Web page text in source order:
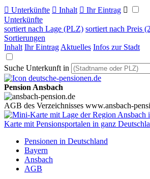
 Unterkünfte  Inhalt  Ihr Eintrag 
Unterkünfte
sortiert nach Lage (PLZ) sortiert nach Preis
Sortierungen
Inhalt Ihr Eintrag Aktuelles Infos zur Stadt
Suche Unterkunft in
Pension Ansbach
AGB des Verzeichnisses www.ansbach-
Pensionen in Deutschland
Bayern
Ansbach
AGB